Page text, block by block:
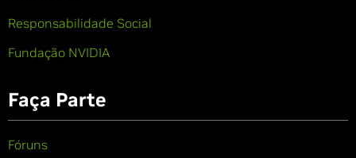
Responsabilidade Social
Fundação NVIDIA
Faça Parte
Fóruns